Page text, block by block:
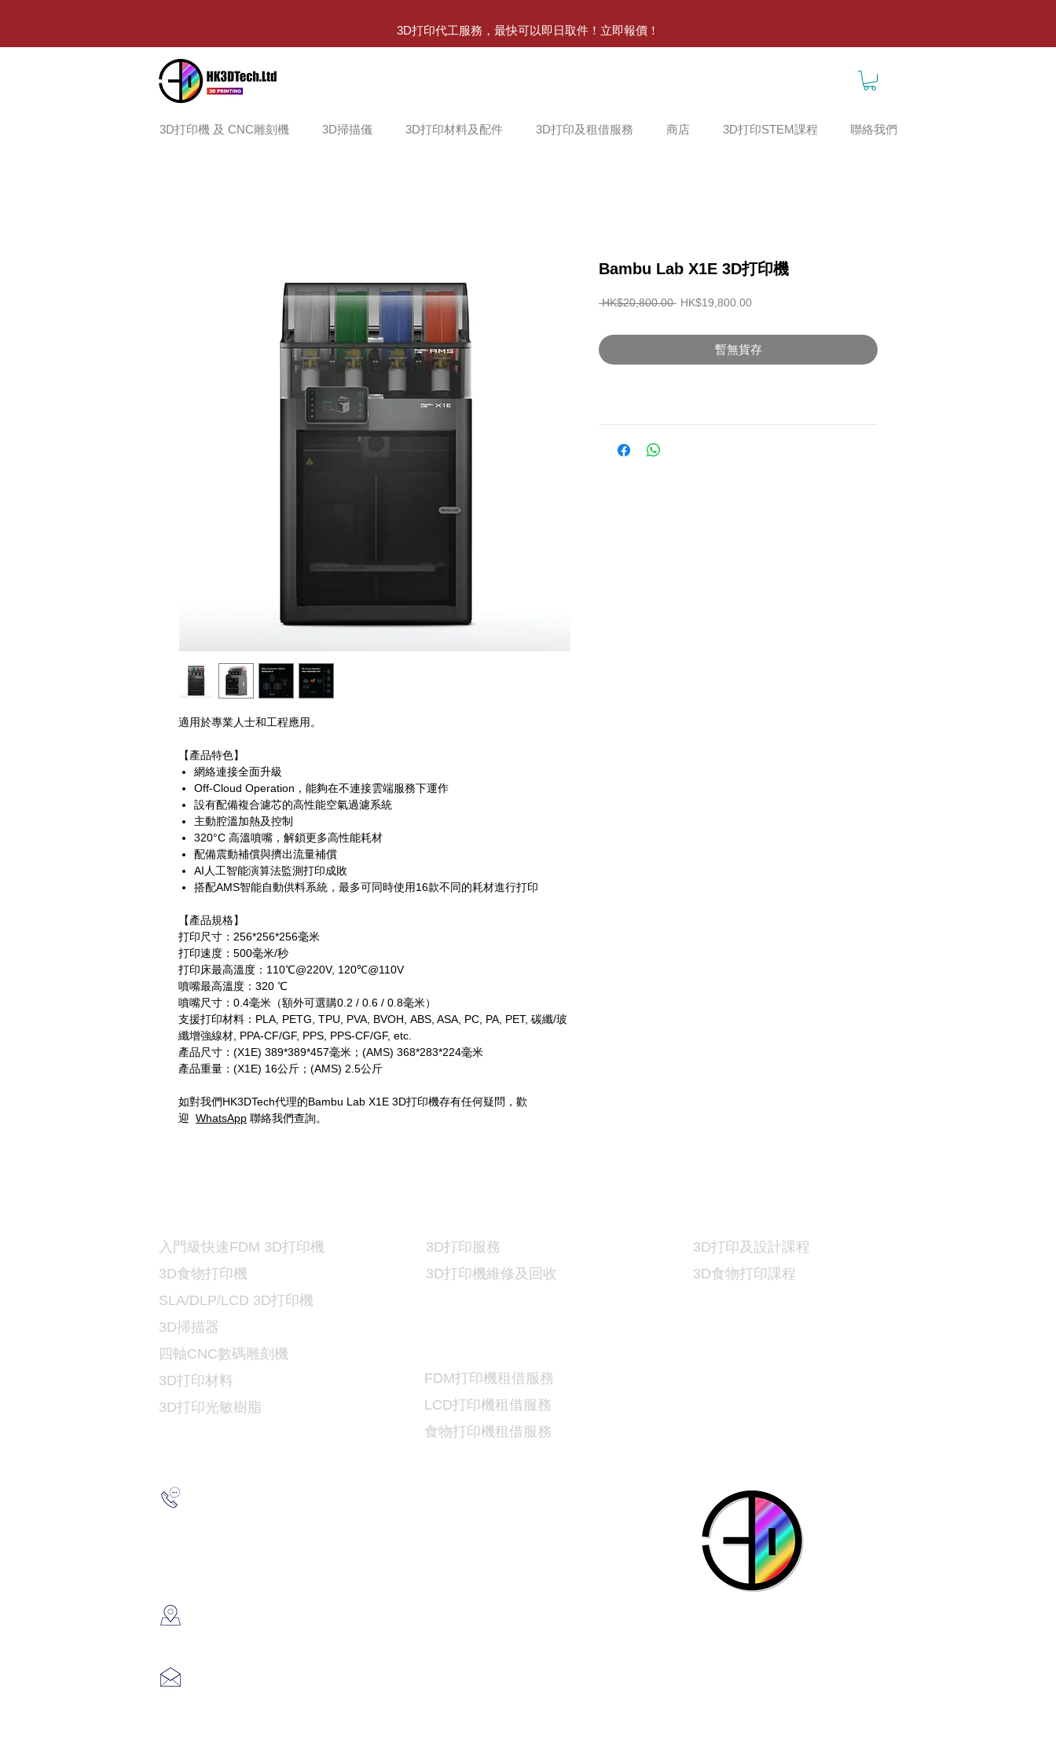
3D打印代工服務，最快可以即日取件！立即報價！
3D打印機 及 CNC雕刻機 3D掃描儀 3D打印材料及配件 3D打印及租借服務 商店 3D打印STEM課程 聯絡我們
適用於專業人士和工程應用。
【產品特色】
網絡連接全面升級
Off-Cloud Operation，能夠在不連接雲端服務下運作
設有配備複合濾芯的高性能空氣過濾系統
主動腔溫加熱及控制
320°C 高溫噴嘴，解鎖更多高性能耗材
配備震動補償與擠出流量補償
AI人工智能演算法監測打印成敗
搭配AMS智能自動供料系統，最多可同時使用16款不同的耗材進行打印
【產品規格】
打印尺寸：256*256*256毫米
打印速度：500毫米/秒
打印床最高溫度：110℃@220V, 120℃@110V
噴嘴最高溫度：320 ℃
噴嘴尺寸：0.4毫米（額外可選購0.2 / 0.6 / 0.8毫米）
支援打印材料：PLA, PETG, TPU, PVA, BVOH, ABS, ASA, PC, PA, PET, 碳纖/玻
纖增強線材, PPA-CF/GF, PPS, PPS-CF/GF, etc.
產品尺寸：(X1E) 389*389*457毫米；(AMS) 368*283*224毫米
產品重量：(X1E) 16公斤；(AMS) 2.5公斤
如對我們HK3DTech代理的Bambu Lab X1E 3D打印機存有任何疑問，歡
迎 WhatsApp 聯絡我們查詢。
Bambu Lab X1E 3D打印機
HK$20,800.00 一HK$19,800.00促
格
暫無貨存
入門級快速FDM 3D打印機
3D食物打印機
SLA/DLP/LCD 3D打印機
3D掃描器
​四軸CNC數碼雕刻機
3D打印材料
3D打印光敏樹脂
3D打印服務
3D打印機維修及回收
3D打印及設計課程
3D食物打印課程
FDM打印機租借服務
LCD打印機租借服務
食物打印機租借服務